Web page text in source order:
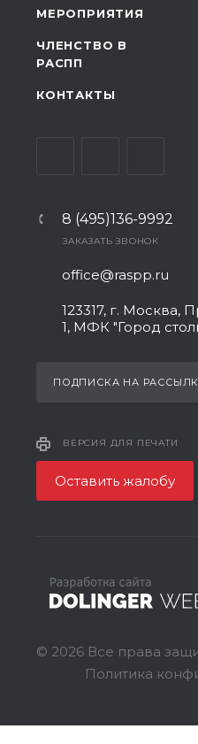
МЕРОПРИЯТИЯ
ЧЛЕНСТВО В
РАСПП
КОНТАКТЫ
8 (495)136-9992
ЗАКАЗАТЬ ЗВОНОК
office@raspp.ru
123317, г. Москва,
1, МФК "Город
ПОДПИСКА НА
ВЕРСИЯ ДЛЯ ПЕЧАТИ
Оставить жалобу
© 2026 Все права
Политика